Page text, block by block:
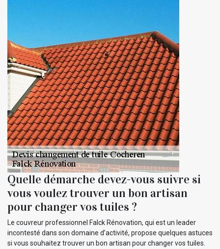
Quelle démarche devez-vous suivre si
vous voulez trouver un bon artisan
pour changer vos tuiles ?
Le couvreur professionnel Falck Rénovation, qui est un leader
incontesté dans son domaine d’activité, propose quelques astuces
si vous souhaitez trouver un bon artisan pour changer vos tuiles.